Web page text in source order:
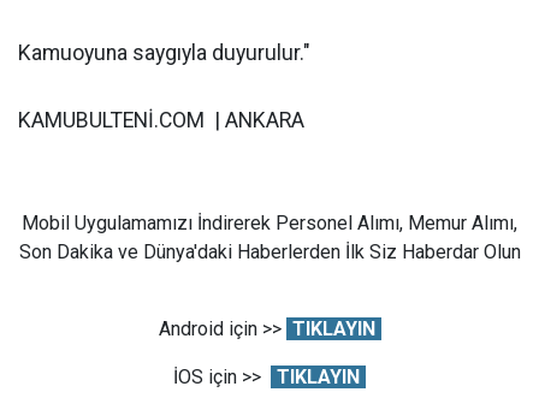
Kamuoyuna saygıyla duyurulur."
KAMUBULTENİ.COM | ANKARA
Mobil Uygulamamızı İndirerek Personel Alımı, Memur Alımı,
Son Dakika ve Dünya'daki Haberlerden İlk Siz Haberdar Olun
Android için >> TIKLAYIN
İOS için >> TIKLAYIN